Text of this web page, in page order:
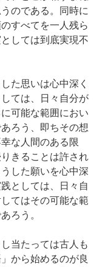
のである。同時に
すべてを一人残ら
しては到底実現不
た思いは心中深く
ては、日々自分が
可能な範囲におい
ろう、即ちその想
な人間のある限
きることは許され
した願いを心中深
としては、日々自
てはその可能な範
ろう。
当たっては古人も
から始めるのが良